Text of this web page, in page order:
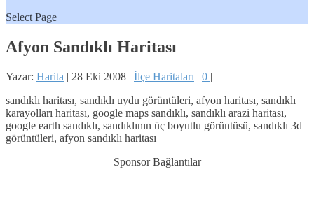
Select Page
Afyon Sandıklı Haritası
Yazar: Harita | 28 Eki 2008 | İlçe Haritaları | 0 |
sandıklı haritası, sandıklı uydu görüntüleri, afyon haritası, sandıklı
karayolları haritası, google maps sandıklı, sandıklı arazi haritası,
google earth sandıklı, sandıklının üç boyutlu görüntüsü, sandıklı 3d
görüntüleri, afyon sandıklı haritası
Sponsor Bağlantılar